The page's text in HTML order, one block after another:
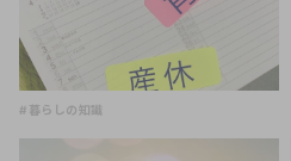
#暮らしの知識